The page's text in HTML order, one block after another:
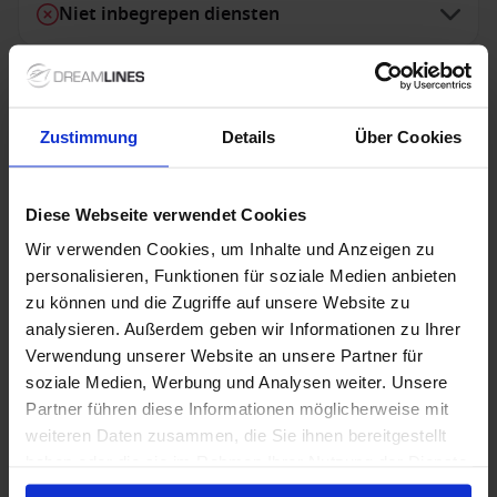
Zustimmung Details Über Cookies
Diese Webseite verwendet Cookies
Wir verwenden Cookies, um Inhalte und Anzeigen zu
personalisieren, Funktionen für soziale Medien anbieten
zu können und die Zugriffe auf unsere Website zu
analysieren. Außerdem geben wir Informationen zu Ihrer
Verwendung unserer Website an unsere Partner für
soziale Medien, Werbung und Analysen weiter. Unsere
Partner führen diese Informationen möglicherweise mit
weiteren Daten zusammen, die Sie ihnen bereitgestellt
gesammelt haben.
Niet inbegrepen diensten
Speciale aanbiedingen
NCL - Freestyle Dining
Met Freestyle Dining geniet je van ultieme vrijheid
tijdens je cruise. Je bepaalt zelf waar, wanneer en met
wie je dineert, zonder vaste dinertijden of
toegewezen tafel. Kies uit een uitgebreid aanbod aan
restaurants en geniet iedere avond van een nieuwe
culinaire ervaring, helemaal op jouw eigen tempo.
1 / 23